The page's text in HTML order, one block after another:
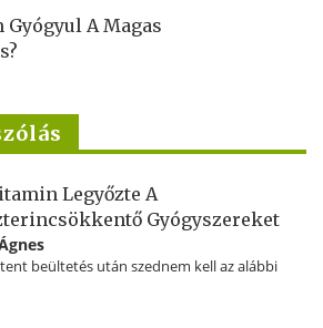
A Magas
Legyőzte A
Gyógyszereket
beültetés után szednem kell az alábbi